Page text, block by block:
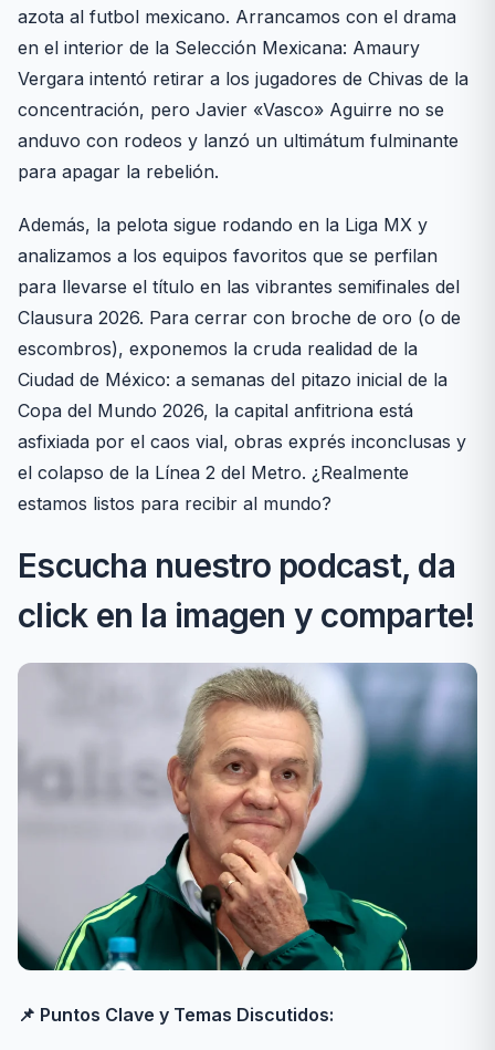
azota al futbol mexicano. Arrancamos con el drama
en el interior de la Selección Mexicana: Amaury
Vergara intentó retirar a los jugadores de Chivas de la
concentración, pero Javier «Vasco» Aguirre no se
anduvo con rodeos y lanzó un ultimátum fulminante
para apagar la rebelión.
Además, la pelota sigue rodando en la Liga MX y
analizamos a los equipos favoritos que se perfilan
para llevarse el título en las vibrantes semifinales del
Clausura 2026. Para cerrar con broche de oro (o de
escombros), exponemos la cruda realidad de la
Ciudad de México: a semanas del pitazo inicial de la
Copa del Mundo 2026, la capital anfitriona está
asfixiada por el caos vial, obras exprés inconclusas y
el colapso de la Línea 2 del Metro. ¿Realmente
estamos listos para recibir al mundo?
Escucha nuestro podcast, da
click en la imagen y comparte!
📌 Puntos Clave y Temas Discutidos: